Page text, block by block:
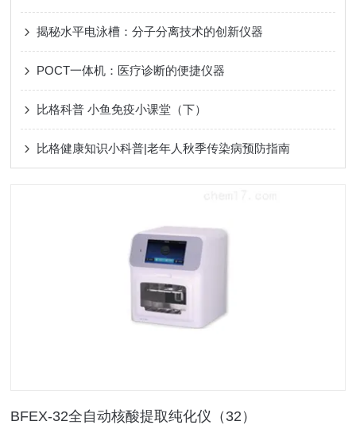
揭秘水平电泳槽：分子分离技术的创新仪器
POCT一体机：医疗诊断的便捷仪器
比格科普 小鱼免疫小课堂（下）
比格健康知识小科普|老年人秋季传染病预防指南
BFEX-32全自动核酸提取纯化仪（32）